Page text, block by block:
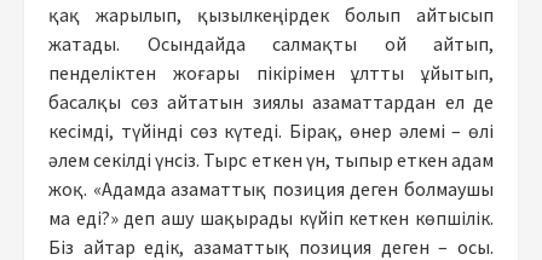
қақ жарылып, қызылкеңірдек болып айтысып
жатады. Осындайда салмақты ой айтып,
пенделіктен жоғары пікірімен ұлтты ұйытып,
басалқы сөз айтатын зиялы азаматтардан ел де
кесімді, түйінді сөз күтеді. Бірақ, өнер әлемі – өлі
әлем секілді үнсіз. Тырс еткен үн, тыпыр еткен адам
жоқ. «Адамда азаматтық позиция деген болмаушы
ма еді?» деп ашу шақырады күйіп кеткен көпшілік.
Біз айтар едік, азаматтық позиция деген – осы.